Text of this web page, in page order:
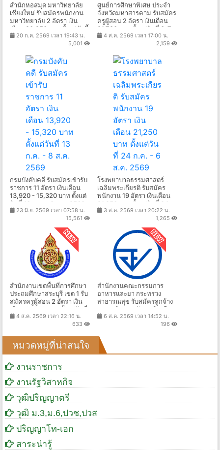
สำนักหอสมุด มหาวิทยาลัย
เชียงใหม่ รับสมัครพนักงาน
มหาวิทยาลัย 2 อัตรา เงิน
เดือน 20,250 บาท ตั้งแต่บัดนี้
- 13 ส.ค. 2569
20 ก.ค. 2569 เวลา 19:43 น.
5,001
ศูนย์การศึกษาพิเศษ ประจำ
จังหวัดมหาสารคาม รับสมัคร
ครูผู้สอน 2 อัตรา เงินเดือน
21,780 บาท ตั้งแต่วันที่ 3-7
ส.ค. 2569
4 ส.ค. 2569 เวลา 17:00 น.
2,159
กรมบังคับคดี รับสมัครเข้ารับ
ราชการ 11 อัตรา เงินเดือน
13,920 - 15,320 บาท ตั้งแต่
วันที่ 13 ก.ค. - 8 ส.ค. 2569
23 มิ.ย. 2569 เวลา 07:58 น.
15,561
โรงพยาบาลธรรมศาสตร์
เฉลิมพระเกียรติ รับสมัคร
พนักงาน 19 อัตรา เงินเดือน
21,250 บาท ตั้งแต่วันที่ 24
ก.ค. - 6 ส.ค. 2569
3 ส.ค. 2569 เวลา 20:22 น.
1,265
สำนักงานเขตพื้นที่การศึกษา
ประถมศึกษาสระบุรี เขต 1 รับ
สมัครครูผู้สอน 2 อัตรา เงิน
เดือน 21,780 บาท ตั้งแต่วันที่
17-21 ส.ค. 2569
4 ส.ค. 2569 เวลา 22:16 น.
633
สำนักงานคณะกรรมการ
อาหารและยา กระทรวง
สาธารณสุข รับสมัครลูกจ้าง
เหมาบริการ 1 อัตรา เงินเดือน
14,000 บาท ตั้งแต่บัดนี้ถึง 14
6 ส.ค. 2569 เวลา 14:52 น.
196
หมวดหมู่ที่น่าสนใจ
งานราชการ
งานรัฐวิสาหกิจ
วุฒิปริญญาตรี
วุฒิ ม.3,ม.6,ปวช,ปวส
ปริญญาโท-เอก
สาระน่ารู้